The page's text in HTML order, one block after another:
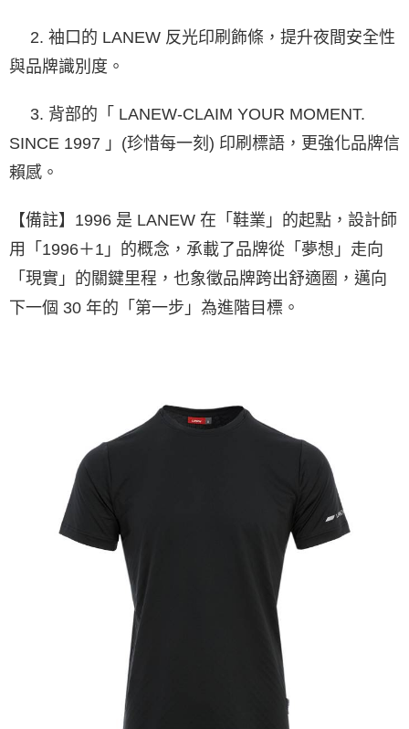
2. 袖口的 LANEW 反光印刷飾條，提升夜間安全性
與品牌識別度。
3. 背部的「 LANEW-CLAIM YOUR MOMENT.
SINCE 1997 」(珍惜每一刻) 印刷標語，更強化品牌信
賴感。
【備註】1996 是 LANEW 在「鞋業」的起點，設計師
用「1996＋1」的概念， 承載了品牌從「夢想」走向
「現實」的關鍵里程，也象徵品牌跨出舒適圈，邁向
下一個 30 年的「第一步」為進階目標。